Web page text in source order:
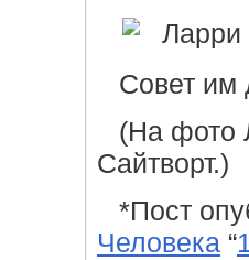
Совет
(На фото
Сайтворт.)
*Пост
Человека “